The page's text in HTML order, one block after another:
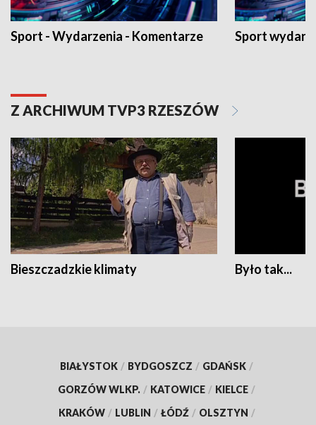
Sport - Wydarzenia - Komentarze Sport
Z ARCHIWUM TVP3 RZESZÓW
Bieszczadzkie klimaty Było tak...
BIAŁYSTOK / BYDGOSZCZ / GDAŃSK /
GORZÓW WLKP. / KATOWICE / KIELCE /
KRAKÓW / LUBLIN / ŁÓDŹ / OLSZTYN /